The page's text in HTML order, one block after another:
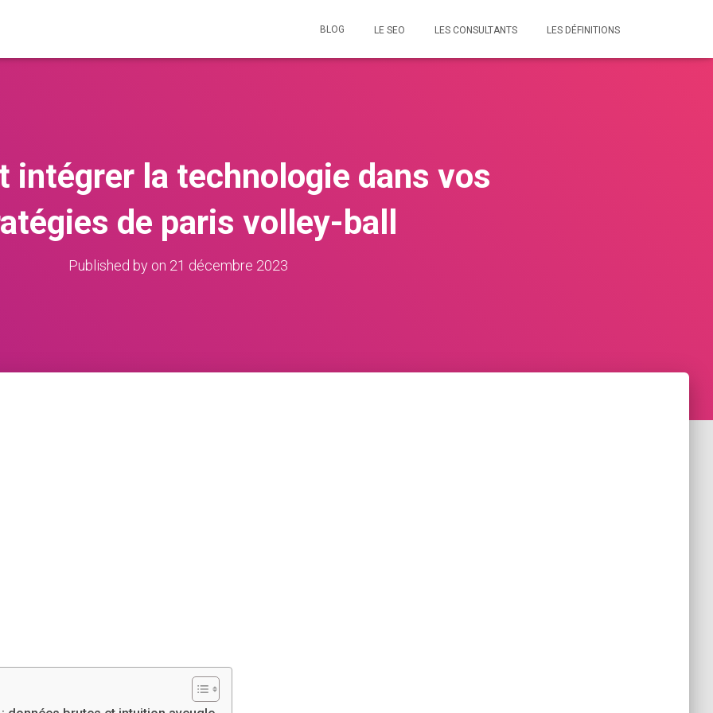
BLOG LE SEO LES CONSULTANTS LES DÉFINITIONS
intégrer la technologie dans vos
de paris volley-ball
Published by on 21 décembre 2023